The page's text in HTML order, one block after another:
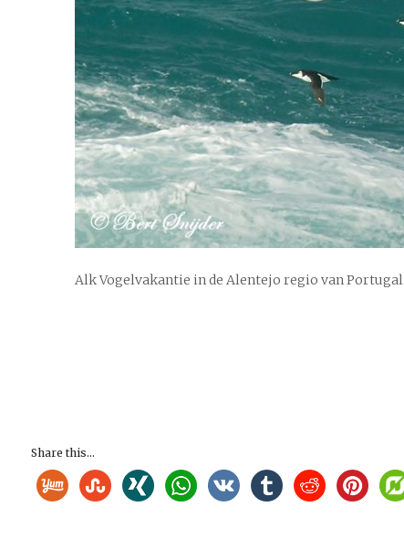
Alk Vogelvakantie in de Alentejo regio van Portugal
Share this...